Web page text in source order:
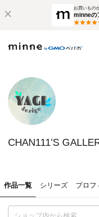
お買いもの
minneの
CHAN111'S
作品一覧 シリーズ プロフ